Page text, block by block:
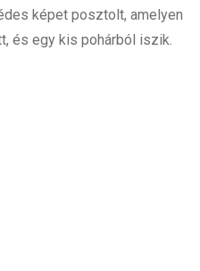
képet posztolt, amelyen
és egy kis pohárból iszik.